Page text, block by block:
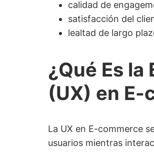
calidad de
satisfacción del
lealtad de largo
¿Qué Es
(UX) en E-
La UX en E-commerce
usuarios mientras